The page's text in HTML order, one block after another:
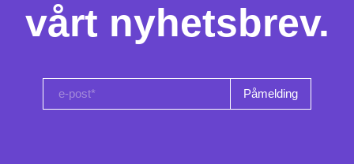
vårt nyhetsbrev.
e-post*